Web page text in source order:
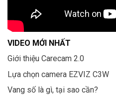
VIDEO MỚI NHẤT
Giới thiệu Carecam 2.0
Lựa chọn camera EZVIZ C3W
Vang số là gì, tại sao cần?